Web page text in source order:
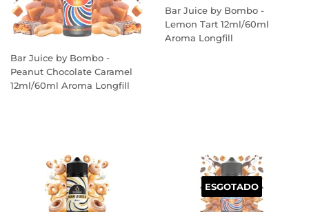
Bar Juice by Bombo -
Peanut Chocolate Caramel
12ml/60ml Aroma Longfill
Bar Juice by Bombo -
Lemon Tart 12ml/60ml
Aroma Longfill
ESGOTADO